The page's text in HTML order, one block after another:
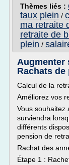
Thèmes liés :
taux plein /
ma retraite
retraite de
plein /
Augmenter
Rachats de
Calcul de la
Améliorez vos
Vous souhaitez
surviendra
différents
pension de
Rachat des
Étape 1 :